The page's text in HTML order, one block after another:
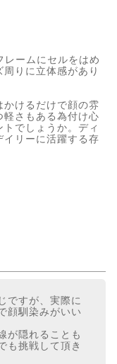
ームにセルをはめ
りに立体感があり
けるだけで顔の雰
軽さもある為付け心
でしょうか。ディ
イリーに活躍する存
ですが、実際に
顔馴染みがいい
が隠れることも
も挑戦して頂き